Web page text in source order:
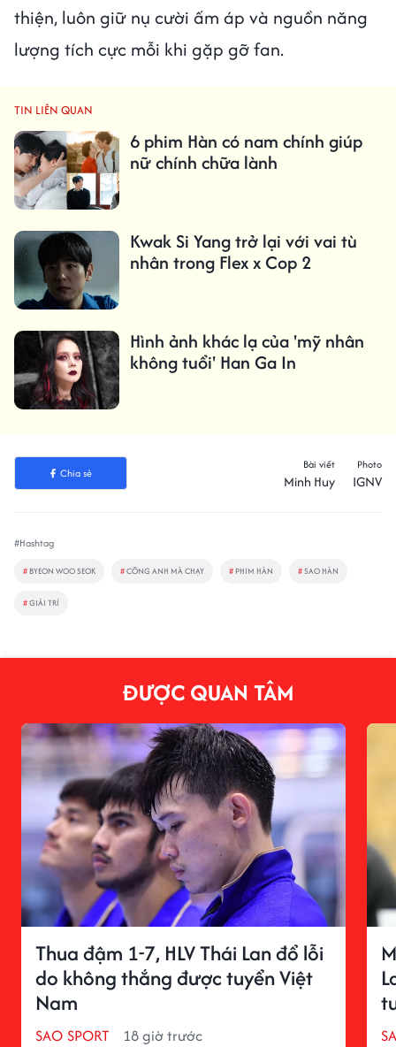
thiện, luôn giữ nụ cười ấm áp và nguồn năng
lượng tích cực mỗi khi gặp gỡ fan.
TIN LIÊN QUAN
6 phim Hàn có nam chính giúp
nữ chính chữa lành
Kwak Si Yang trở lại với vai tù
nhân trong Flex x Cop 2
Hình ảnh khác lạ của 'mỹ nhân
không tuổi' Han Ga In
Chia sẻ
Bài viết
Minh Huy
Photo
IGNV
#Hashtag
# BYEON WOO SEOK #CÕNG ANH MÀ CHẠY # PHIM HÀN #SAO HÀN
#GIẢI TRÍ
ĐƯỢC QUAN TÂM
Thua đậm 1-7, HLV Thái Lan đổ lỗi
do không thắng được tuyển Việt
Nam
SAO SPORT 18 giờ trước